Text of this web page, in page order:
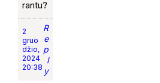
rantu?
2
gruo
džio,
2024
20:38
R
e
p
l
y